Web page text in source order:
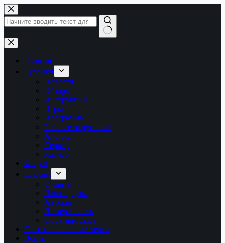
Перейти
к
сути
Ничего
не
найденоГлавная
Рубрики
Новости
Обзоры
Инструкции
Игры
Программы
Рабочее окружение
Android
Сервер
Железо
Форум
LTB.net
О сайте
Наши друзья
Авторы
Пожертвовать
Обратная связь
Статьи наших читателей
Войти